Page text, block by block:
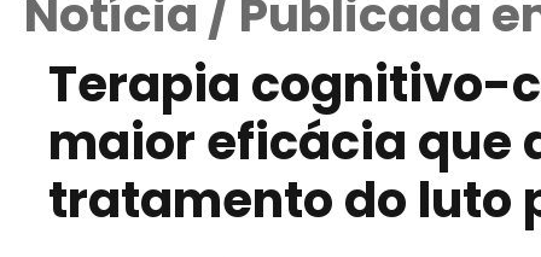
Notícia / Publicada
Terapia cognitivo-
maior eficácia que
tratamento do luto